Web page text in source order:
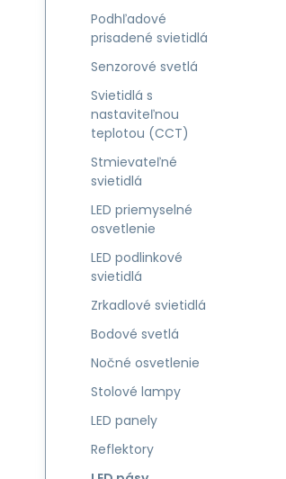
Podhľadové
prisadené svietidlá
Senzorové svetlá
Svietidlá s
nastaviteľnou
teplotou (CCT)
Stmievateľné
svietidlá
LED priemyselné
osvetlenie
LED podlinkové
svietidlá
Zrkadlové svietidlá
Bodové svetlá
Nočné osvetlenie
Stolové lampy
LED panely
Reflektory